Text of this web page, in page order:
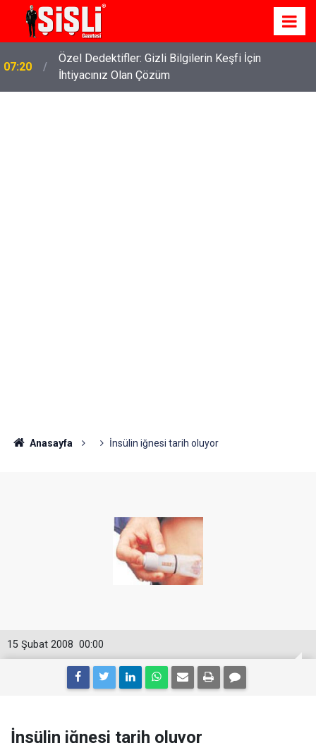
07:20
Özel Dedektifler: Gizli Bilgilerin Keşfi İçin
İhtiyacınız Olan Çözüm
07:15
İskele'de Kiralık Daire Seçenekleriyle Konforlu Bir
Yaşam
Anasayfa İnsülin iğnesi tarih oluyor
00:00
15 Şubat 2008
İnsülin iğnesi tarih oluyor